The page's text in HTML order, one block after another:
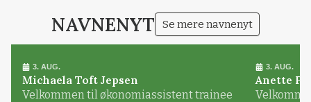
NAVNENYT Se mere navnenyt
3. AUG.
Michaela Toft Jepsen
Velkommen til økonomiassistent trainee
3. AUG.
Anette